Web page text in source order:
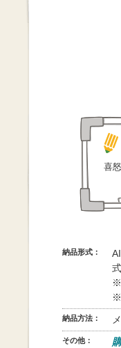
喜
納品形式：
式
※
※
納品方法：
その他：